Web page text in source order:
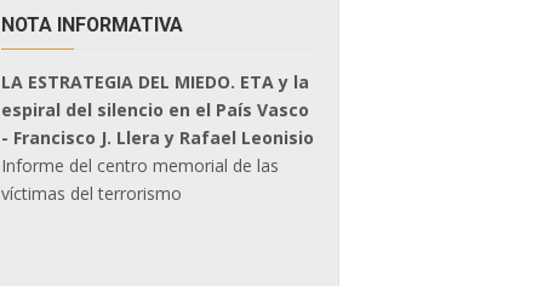
NOTA INFORMATIVA
LA ESTRATEGIA DEL MIEDO. ETA y la
espiral del silencio en el País Vasco
- Francisco J. Llera y Rafael Leonisio
Informe del centro memorial de las
víctimas del terrorismo